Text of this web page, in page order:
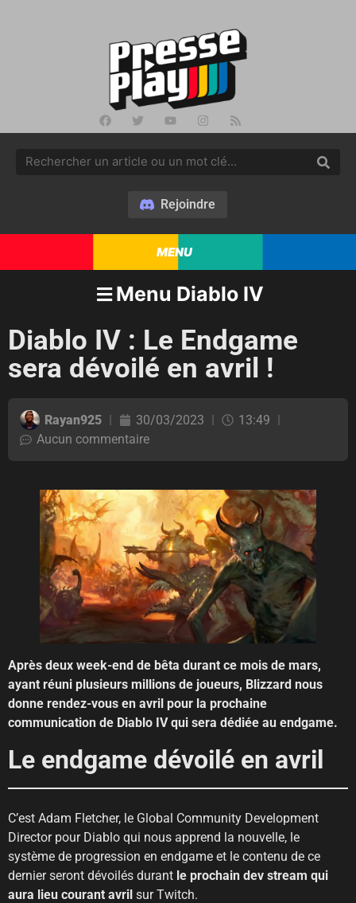
Rejoindre
MENU
Menu Diablo IV
Diablo IV : Le Endgame
sera dévoilé en avril !
Rayan925 30/03/2023
13:49
Aucun commentaire
Après deux week-end de bêta durant ce mois de mars,
ayant réuni plusieurs millions de joueurs, Blizzard nous
donne rendez-vous en avril pour la prochaine
communication de Diablo IV qui sera dédiée au endgame.
Le endgame dévoilé en avril
C’est Adam Fletcher, le Global Community Development
Director pour Diablo qui nous apprend la nouvelle, le
système de progression en endgame et le contenu de ce
dernier seront dévoilés durant le prochain dev stream qui
aura lieu courant avril sur Twitch.